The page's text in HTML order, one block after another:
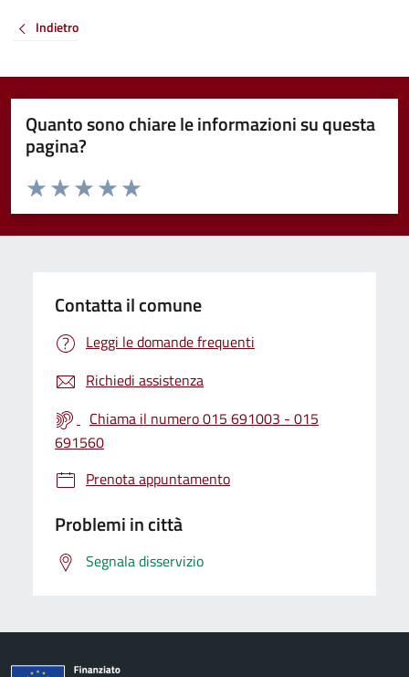
Indietro
Quanto sono chiare le informazioni su questa
pagina?
Valuta da 1 a 5 stelle la pagina
Valuta 5 stelle su 5
Valuta 4 stelle su 5
Valuta 3 stelle su 5
Valuta 2 stelle su 5
Valuta 1 stelle su 5
Contatta il comune
Leggi le domande frequenti
Richiedi assistenza
Chiama il numero 015 691003 - 015
691560
Prenota appuntamento
Problemi in città
Segnala disservizio